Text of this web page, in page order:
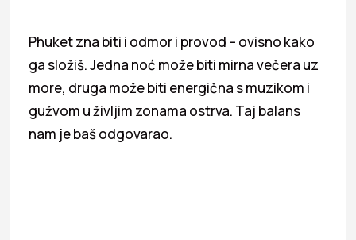
Phuket zna biti i odmor i provod – ovisno kako
ga složiš. Jedna noć može biti mirna večera uz
more, druga može biti energična s muzikom i
gužvom u življim zonama ostrva. Taj balans
nam je baš odgovarao.